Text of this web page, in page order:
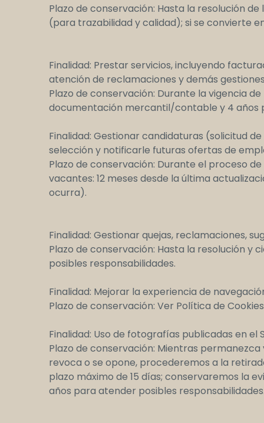
Plazo de conservación: Hasta la resolución
(para trazabilidad y calidad); si se convierte
Finalidad: Prestar servicios, incluyendo
atención de reclamaciones y demás
Plazo de conservación: Durante la vigencia
documentación mercantil/contable y 4 años
Finalidad: Gestionar candidaturas (solicitud
selección y notificarle futuras ofertas de
Plazo de conservación: Durante el proceso
vacantes: 12 meses desde la última
ocurra).
Finalidad: Gestionar quejas, reclamaciones,
Plazo de conservación: Hasta la resolución y
posibles responsabilidades.
Finalidad: Mejorar la experiencia de
Plazo de conservación: Ver Política de
Finalidad: Uso de fotografías publicadas en
Plazo de conservación: Mientras
revoca o se opone, procederemos a la
plazo máximo de 15 días; conservaremos la
años para atender posibles